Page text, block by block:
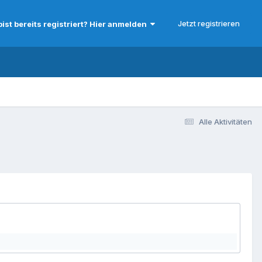
bereits registriert? Hier anmelden Jetzt registrieren
Alle Aktivitäten